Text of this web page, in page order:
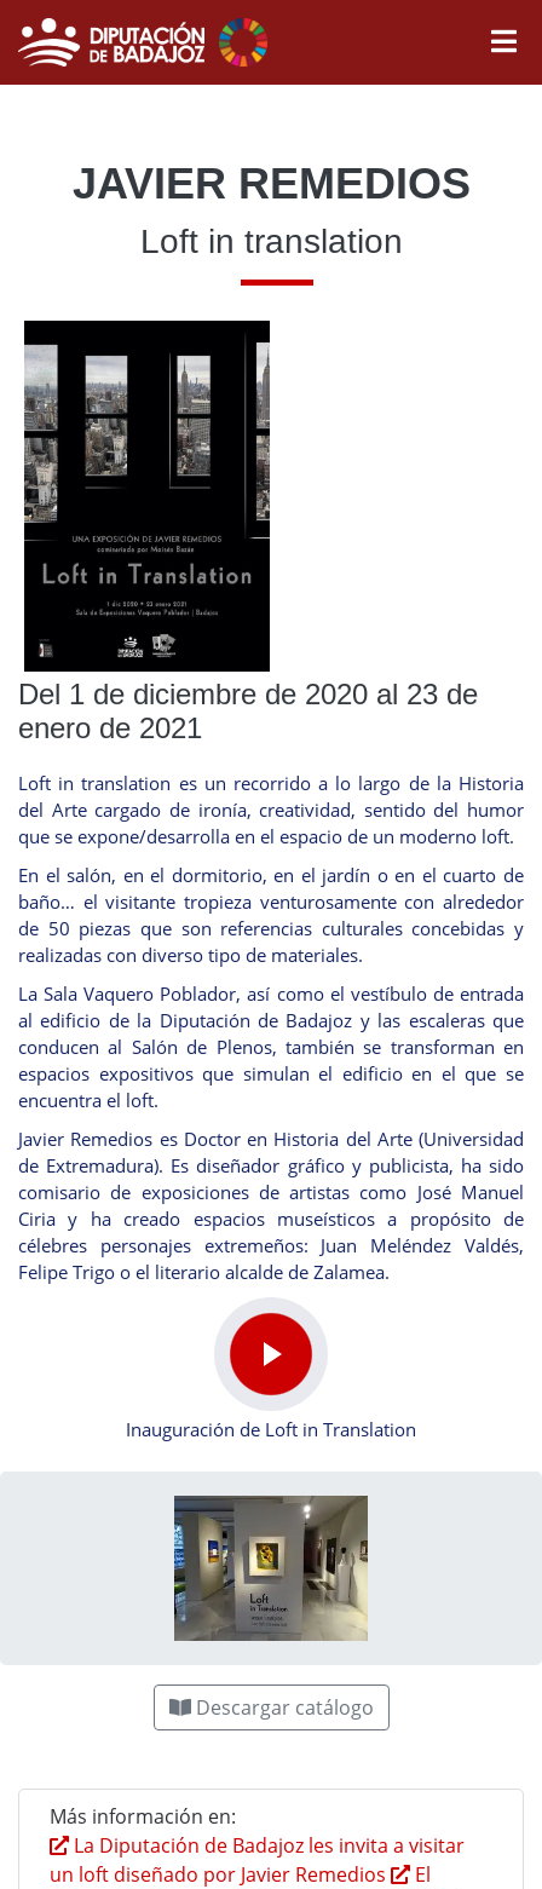
JAVIER REMEDIOS
Loft in translation
Del 1 de diciembre de 2020 al 23 de
enero de 2021
Loft in translation es un recorrido a lo largo de la Historia
del Arte cargado de ironía, creatividad, sentido del humor
que se expone/desarrolla en el espacio de un moderno loft.
En el salón, en el dormitorio, en el jardín o en el cuarto de
baño… el visitante tropieza venturosamente con alrededor
de 50 piezas que son referencias culturales concebidas y
realizadas con diverso tipo de materiales.
La Sala Vaquero Poblador, así como el vestíbulo de entrada
al edificio de la Diputación de Badajoz y las escaleras que
conducen al Salón de Plenos, también se transforman en
espacios expositivos que simulan el edificio en el que se
encuentra el loft.
Javier Remedios es Doctor en Historia del Arte (Universidad
de Extremadura). Es diseñador gráfico y publicista, ha sido
comisario de exposiciones de artistas como José Manuel
Ciria y ha creado espacios museísticos a propósito de
célebres personajes extremeños: Juan Meléndez Valdés,
Felipe Trigo o el literario alcalde de Zalamea.
Inauguración de Loft in Translation
Descargar catálogo
Más información en:
La Diputación de Badajoz les invita a visitar
un loft diseñado por Javier Remedios
El